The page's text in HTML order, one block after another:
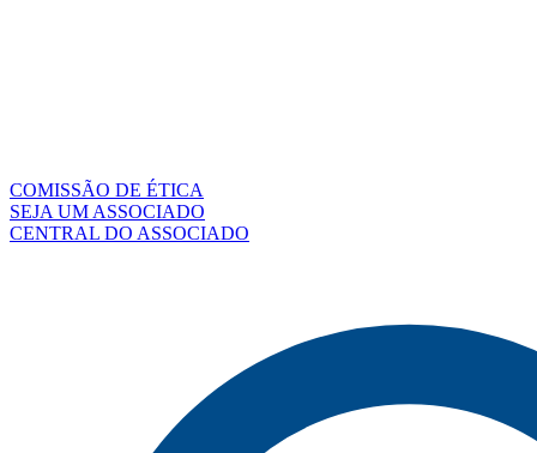
COMISSÃO DE ÉTICA
SEJA UM ASSOCIADO
CENTRAL DO ASSOCIADO